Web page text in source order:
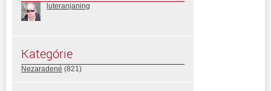
luteranjaning
Kategórie
Nezaradené (821)